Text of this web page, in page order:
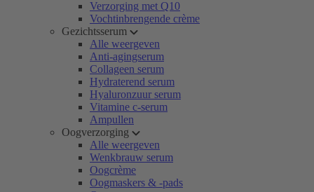
Verzorging met Q10
Vochtinbrengende crème
Gezichtsserum
Alle weergeven
Anti-agingserum
Collageen serum
Hydraterend serum
Hyaluronzuur serum
Vitamine c-serum
Ampullen
Oogverzorging
Alle weergeven
Wenkbrauw serum
Oogcrème
Oogmaskers & -pads